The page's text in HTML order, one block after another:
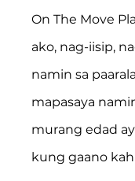
On The Move
ako, nag-iisip,
namin sa
mapasaya
murang edad
kung gaano